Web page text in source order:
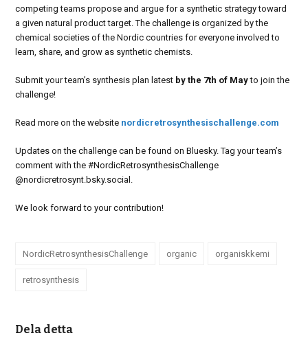
competing teams propose and argue for a synthetic strategy toward
a given natural product target. The challenge is organized by the
chemical societies of the Nordic countries for everyone involved to
learn, share, and grow as synthetic chemists.
Submit your team’s synthesis plan latest by the 7th of Mayto join the
challenge!
Read more on the website nordicretrosynthesischallenge.com
Updates on the challenge can be found on Bluesky. Tag your team’s
comment with the #NordicRetrosynthesisChallenge
@nordicretrosynt.bsky.social.
We look forward to your contribution!
NordicRetrosynthesisChallenge organic organiskkemi
retrosynthesis
Dela detta